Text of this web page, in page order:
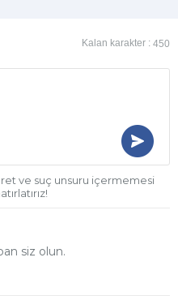
Kalan karakter : 450
ve suç unsuru içermemesi
siz olun.